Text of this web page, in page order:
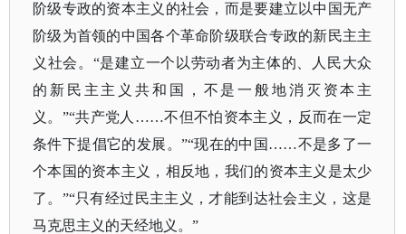
阶级专政的资本主义的社会，而是要建立以中国无产
阶级为首领的中国各个革命阶级联合专政的新民主主
义社会。“是建立一个以劳动者为主体的、人民大众
的新民主主义共和国，不是一般地消灭资本主
义。”“共产党人……不但不怕资本主义，反而在一定
条件下提倡它的发展。”“现在的中国……不是多了一
个本国的资本主义，相反地，我们的资本主义是太少
了。”“只有经过民主主义，才能到达社会主义，这是
马克思主义的天经地义。”